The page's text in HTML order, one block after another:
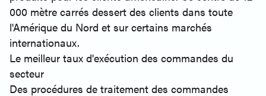
000 mètre carrés dessert des clients dans toute
l'Amérique du Nord et sur certains marchés
internationaux.
Le meilleur taux d'exécution des commandes du
secteur
Des procédures de traitement des commandes